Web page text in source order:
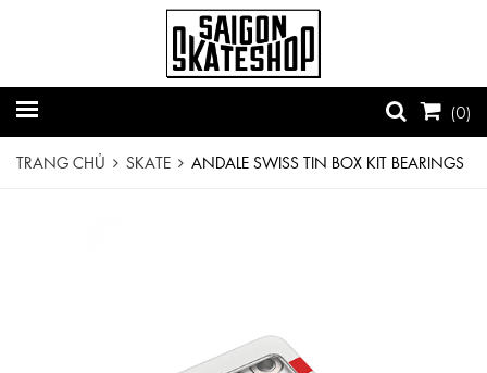
(0)
TRANG CHỦ SKATE ANDALE SWISS TIN BOX KIT BEARINGS